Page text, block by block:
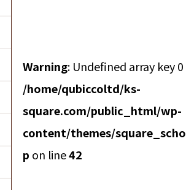
Warning: Undefined array key 0
/home/qubiccoltd/ks-
square.com/public_html/wp-
content/themes/
p on line42